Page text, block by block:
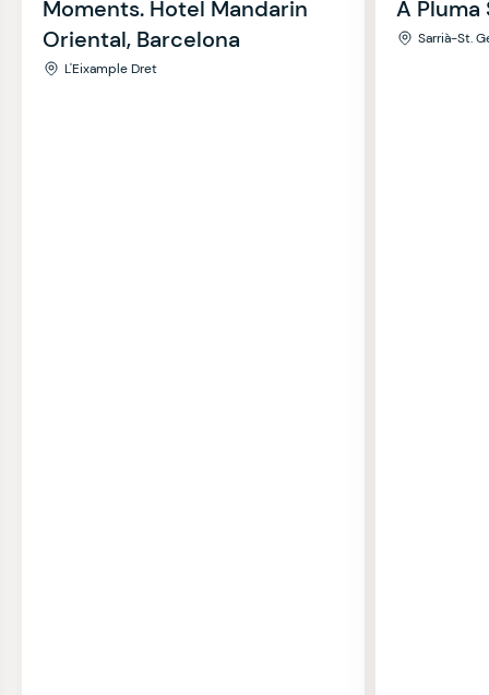
Moments. Hotel Mandarin
Oriental, Barcelona
L'Eixample Dret
A Pluma
Sarrià-St.